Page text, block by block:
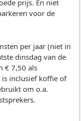
prijs. En niet
voor de
per jaar (niet in
dinsdag van de
€ 7,50 als
inclusief koffie of
om o.a.